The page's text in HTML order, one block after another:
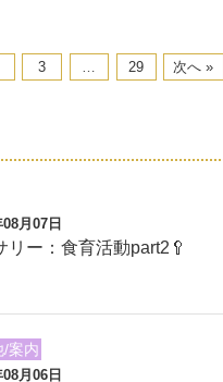
3 29 次へ »
月07日
リー：食育活動part2🥄
/案内
月06日